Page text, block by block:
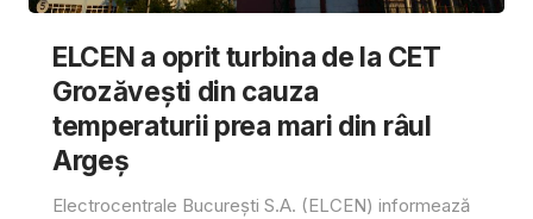
ELCEN a oprit turbina de la CET
Grozăvești din cauza
temperaturii prea mari din râul
Argeș
Electrocentrale București S.A. (ELCEN) informează